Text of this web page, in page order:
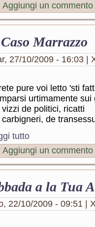
Aggiungi un commento
Marrazzo
27/10/2009 - 16:03 |
pure voi letto 'sti
urtimamente sui
vizzi de politici, ricatti
carbigneri, de
tutto
Aggiungi un commento
a la Tua
22/10/2009 - 09:51 |